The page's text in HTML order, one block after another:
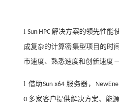
l Sun HPC解决方案的领先性能
成复杂的计算密集型项目的时
市速度、熟悉速度和创新速度
l 借助Sun x64 服务器，
0 多家客户提供解决方案、能